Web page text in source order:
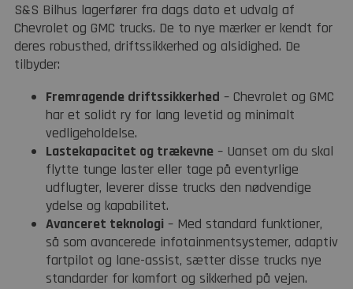
S&S Bilhus lagerfører fra dags dato et udvalg af
Chevrolet og GMC trucks. De to nye mærker er kendt for
deres robusthed, driftssikkerhed og alsidighed. De
tilbyder:
Fremragende driftssikkerhed – Chevrolet og GMC
har et solidt ry for lang levetid og minimalt
vedligeholdelse.
Lastekapacitet og trækevne – Uanset om du skal
flytte tunge laster eller tage på eventyrlige
udflugter, leverer disse trucks den nødvendige
ydelse og kapabilitet.
Avanceret teknologi – Med standard funktioner,
så som avancerede infotainmentsystemer, adaptiv
fartpilot og lane-assist, sætter disse trucks nye
standarder for komfort og sikkerhed på vejen.